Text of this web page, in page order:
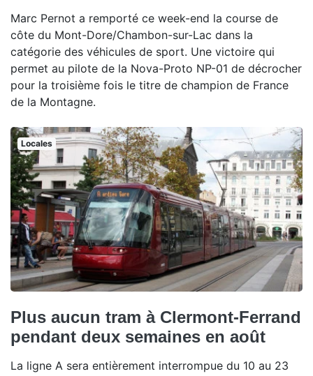
Marc Pernot a remporté ce week-end la course de
côte du Mont-Dore/Chambon-sur-Lac dans la
catégorie des véhicules de sport. Une victoire qui
permet au pilote de la Nova-Proto NP-01 de décrocher
pour la troisième fois le titre de champion de France
de la Montagne.
Locales
Plus aucun tram à Clermont-Ferrand
pendant deux semaines en août
La ligne A sera entièrement interrompue du 10 au 23